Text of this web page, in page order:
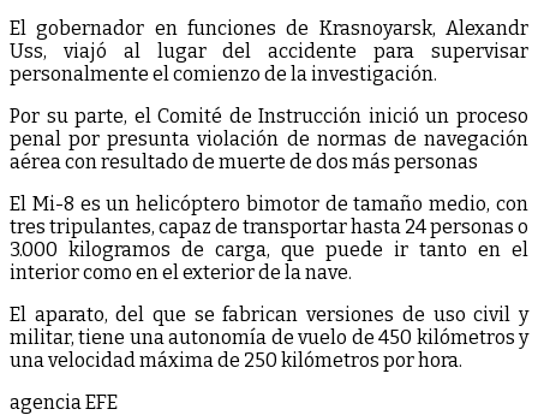
El gobernador en funciones de Krasnoyarsk, Alexandr
Uss, viajó al lugar del accidente para supervisar
personalmente el comienzo de la investigación.
Por su parte, el Comité de Instrucción inició un proceso
penal por presunta violación de normas de navegación
aérea con resultado de muerte de dos más personas
El Mi-8 es un helicóptero bimotor de tamaño medio, con
tres tripulantes, capaz de transportar hasta 24 personas o
3.000 kilogramos de carga, que puede ir tanto en el
interior como en el exterior de la nave.
El aparato, del que se fabrican versiones de uso civil y
militar, tiene una autonomía de vuelo de 450 kilómetros y
una velocidad máxima de 250 kilómetros por hora.
agencia EFE